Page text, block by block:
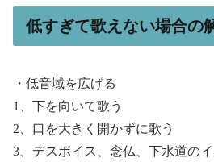
低すぎて歌えない場合の
・低音域を広げる
1、下を向いて歌う
2、口を大きく開かずに歌う
3、デスボイス、念仏、下水道の